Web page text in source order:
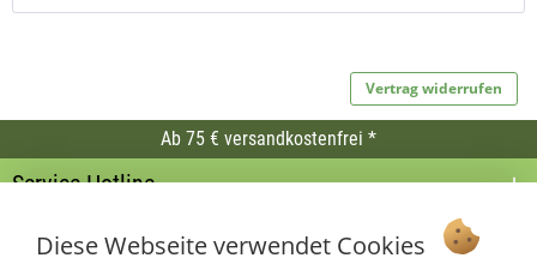
Vertrag widerrufen
Ab 75 € versandkostenfrei *
Service Hotline
Shop Service
Diese Webseite verwendet Cookies